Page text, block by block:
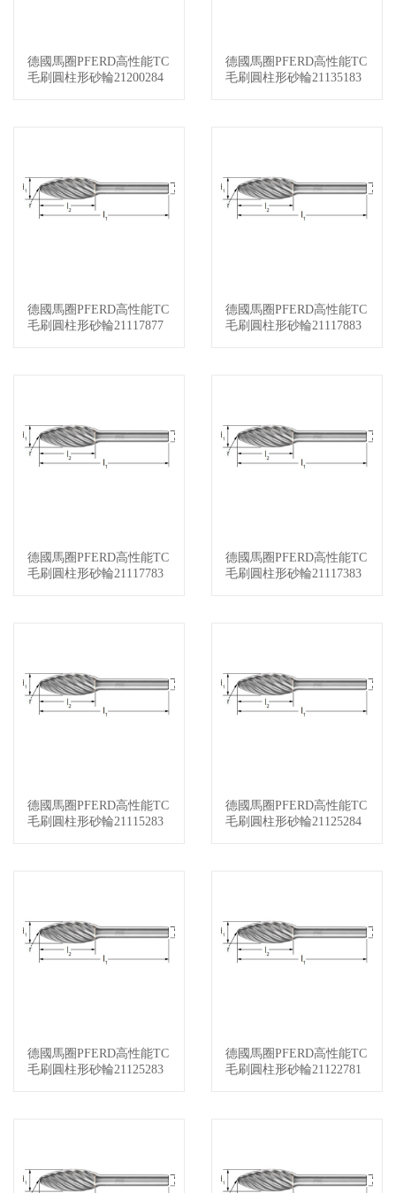
查看詳情
德國馬圈PFERD高性能TC
毛刷圓柱形砂輪21200284
查看詳情
德國馬圈PFERD高性能TC
毛刷圓柱形砂輪21135183
查看詳情
德國馬圈PFERD高性能TC
毛刷圓柱形砂輪21117877
查看詳情
德國馬圈PFERD高性能TC
毛刷圓柱形砂輪21117883
查看詳情
德國馬圈PFERD高性能TC
毛刷圓柱形砂輪21117783
查看詳情
德國馬圈PFERD高性能TC
毛刷圓柱形砂輪21117383
查看詳情
德國馬圈PFERD高性能TC
毛刷圓柱形砂輪21115283
查看詳情
德國馬圈PFERD高性能TC
毛刷圓柱形砂輪21125284
查看詳情
德國馬圈PFERD高性能TC
毛刷圓柱形砂輪21125283
查看詳情
德國馬圈PFERD高性能TC
毛刷圓柱形砂輪21122781